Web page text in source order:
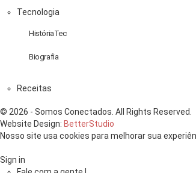
Tecnologia
HistóriaTec
Biografia
Receitas
© 2026 - Somos Conectados. All Rights Reserved.
Website Design: BetterStudio
Nosso site usa cookies para melhorar sua
Sign in